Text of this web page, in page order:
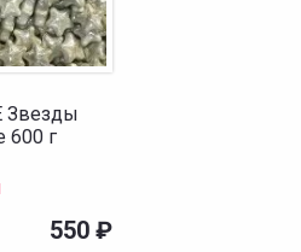
Звезды
600 г
550 ₽